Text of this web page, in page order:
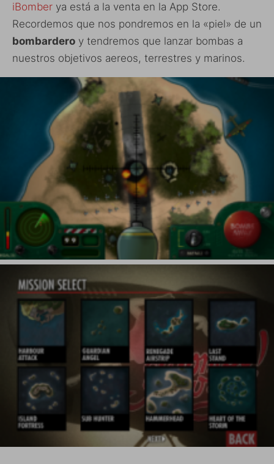
iBomber ya está a la venta en la App Store.
Recordemos que nos pondremos en la «piel» de un
bombardero y tendremos que lanzar bombas a
nuestros objetivos aereos, terrestres y marinos.